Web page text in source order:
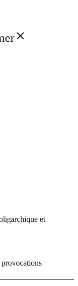
et
provocations